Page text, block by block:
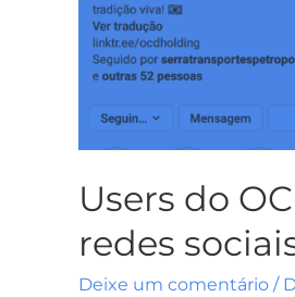
Users do
redes
Deixe um comentário /